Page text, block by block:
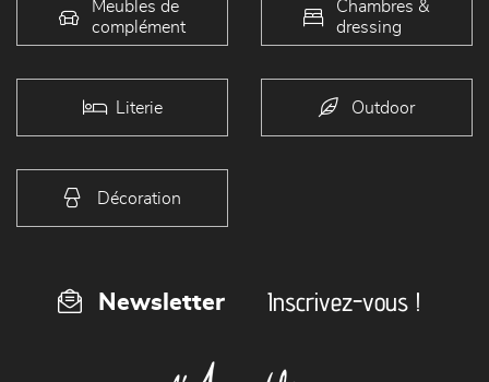
Meubles de
complément
Chambres &
dressing
Literie Outdoor
Décoration
Newsletter Inscrivez-vous !